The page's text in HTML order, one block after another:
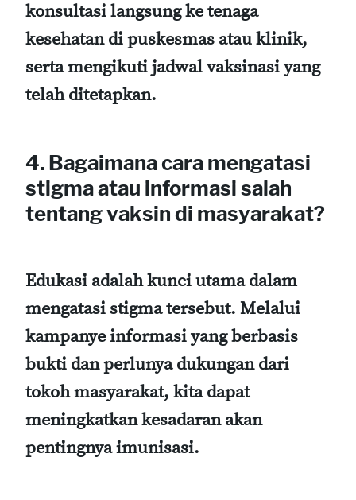
konsultasi langsung ke tenaga
kesehatan di puskesmas atau klinik,
serta mengikuti jadwal vaksinasi yang
telah ditetapkan.
4. Bagaimana cara mengatasi
stigma atau informasi salah
tentang vaksin di masyarakat?
Edukasi adalah kunci utama dalam
mengatasi stigma tersebut. Melalui
kampanye informasi yang berbasis
bukti dan perlunya dukungan dari
tokoh masyarakat, kita dapat
meningkatkan kesadaran akan
pentingnya imunisasi.